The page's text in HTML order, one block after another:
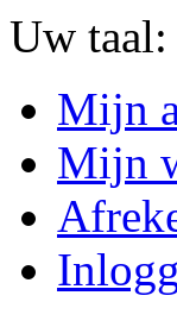
Uw taal:
Mijn
Mijn